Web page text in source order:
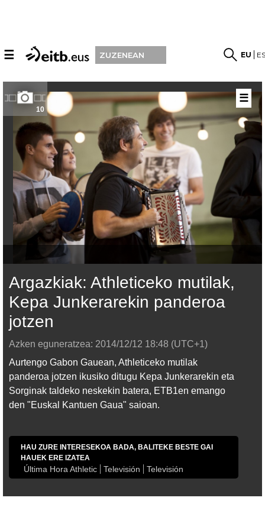
☰ ZUZENEAN EU
10
Argazkiak: Athleticeko mutilak,
Kepa Junkerarekin panderoa
jotzen
Azken eguneratzea: 2014/12/12 18:48 (UTC+1)
Aurtengo Gabon Gauean, Athleticeko mutilak
panderoa jotzen ikusiko ditugu Kepa Junkerarekin eta
Sorginak taldeko neskekin batera, ETB1en emango
den "Euskal Kantuen Gaua" saioan.
HAU ZURE INTERESEKOA BADA, BALITEKE BESTE GAI
HAUEK ERE IZATEA
Última Hora Athletic Televisión Televisión
☰